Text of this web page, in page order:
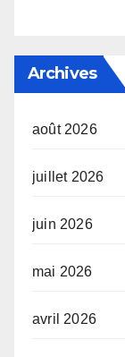
Archives
août 2026
juillet 2026
juin 2026
mai 2026
avril 2026